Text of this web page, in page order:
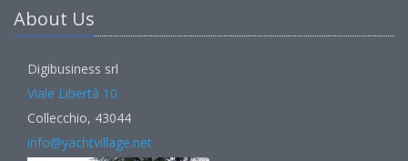
About Us
Digibusiness srl
Viale Libertà 10
Collecchio, 43044
info@yachtvillage.net